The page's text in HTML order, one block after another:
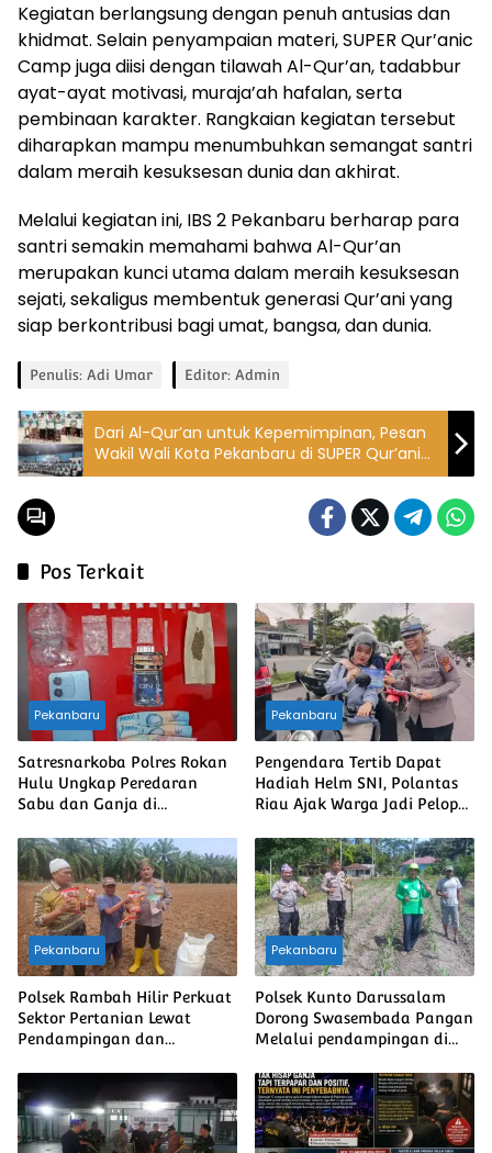
Kegiatan berlangsung dengan penuh antusias dan
khidmat. Selain penyampaian materi, SUPER Qur’anic
Camp juga diisi dengan tilawah Al-Qur’an, tadabbur
ayat-ayat motivasi, muraja’ah hafalan, serta
pembinaan karakter. Rangkaian kegiatan tersebut
diharapkan mampu menumbuhkan semangat santri
dalam meraih kesuksesan dunia dan akhirat.
Melalui kegiatan ini, IBS 2 Pekanbaru berharap para
santri semakin memahami bahwa Al-Qur’an
merupakan kunci utama dalam meraih kesuksesan
sejati, sekaligus membentuk generasi Qur’ani yang
siap berkontribusi bagi umat, bangsa, dan dunia.
Penulis: Adi Umar Editor: Admin
Dari Al-Qur’an untuk Kepemimpinan, Pesan
Wakil Wali Kota Pekanbaru di SUPER Qur’anic
Camp IBS 2
Pos Terkait
Pekanbaru
Satresnarkoba Polres Rokan
Hulu Ungkap Peredaran
Sabu dan Ganja di
Diamankan
Pekanbaru
Pengendara Tertib Dapat
Hadiah Helm SNI, Polantas
Riau Ajak Warga Jadi Pelopor
Pekanbaru
Polsek Rambah Hilir Perkuat
Sektor Pertanian Lewat
Pendampingan dan
Swasembada Pangan
Nasional
Pekanbaru
Polsek Kunto Darussalam
Dorong Swasembada Pangan
Melalui pendampingan di